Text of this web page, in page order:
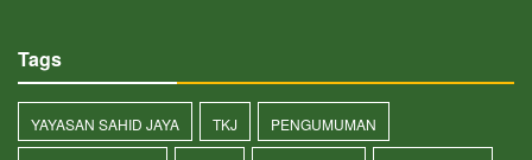
Tags
YAYASAN SAHID JAYA TKJ PENGUMUMAN